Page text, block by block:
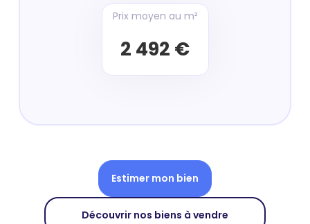
Prix moyen au m²
2 492 €
Estimer mon bien
Découvrir nos biens à vendre